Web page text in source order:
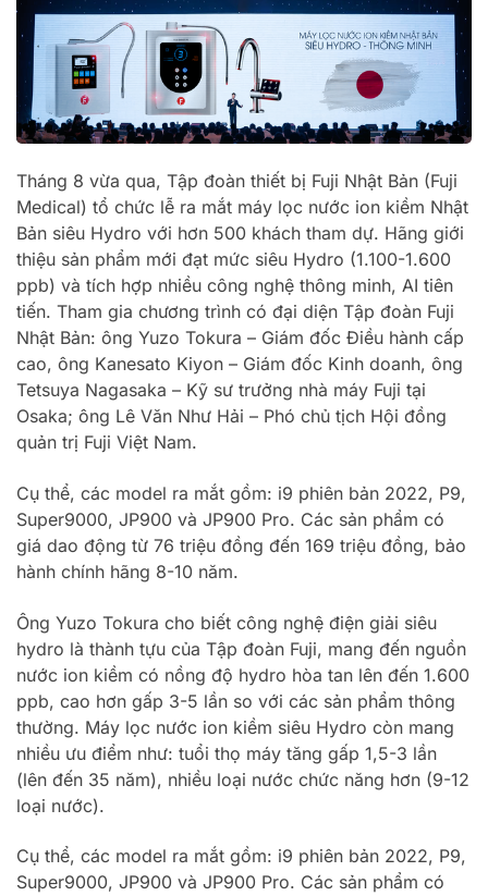
Tháng 8 vừa qua, Tập đoàn thiết bị Fuji Nhật Bản (Fuji
Medical) tổ chức lễ ra mắt máy lọc nước ion kiềm Nhật
Bản siêu Hydro với hơn 500 khách tham dự. Hãng giới
thiệu sản phẩm mới đạt mức siêu Hydro (1.100-1.600
ppb) và tích hợp nhiều công nghệ thông minh, AI tiên
tiến. Tham gia chương trình có đại diện Tập đoàn Fuji
Nhật Bản: ông Yuzo Tokura – Giám đốc Điều hành cấp
cao, ông Kanesato Kiyon – Giám đốc Kinh doanh, ông
Tetsuya Nagasaka – Kỹ sư trưởng nhà máy Fuji tại
Osaka; ông Lê Văn Như Hải – Phó chủ tịch Hội đồng
quản trị Fuji Việt Nam.
Cụ thể, các model ra mắt gồm: i9 phiên bản 2022, P9,
Super9000, JP900 và JP900 Pro. Các sản phẩm có
giá dao động từ 76 triệu đồng đến 169 triệu đồng, bảo
hành chính hãng 8-10 năm.
Ông Yuzo Tokura cho biết công nghệ điện giải siêu
hydro là thành tựu của Tập đoàn Fuji, mang đến nguồn
nước ion kiềm có nồng độ hydro hòa tan lên đến 1.600
ppb, cao hơn gấp 3-5 lần so với các sản phẩm thông
thường. Máy lọc nước ion kiềm siêu Hydro còn mang
nhiều ưu điểm như: tuổi thọ máy tăng gấp 1,5-3 lần
(lên đến 35 năm), nhiều loại nước chức năng hơn (9-12
loại nước).
Cụ thể, các model ra mắt gồm: i9 phiên bản 2022, P9,
Super9000, JP900 và JP900 Pro. Các sản phẩm có